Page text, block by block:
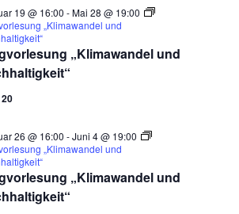
„Klimawandel und
19 @ 16:00 -Mai 28 @ 19:00
„Klimawandel und
„Klimawandel und
26 @ 16:00 -Juni 4 @ 19:00
„Klimawandel und